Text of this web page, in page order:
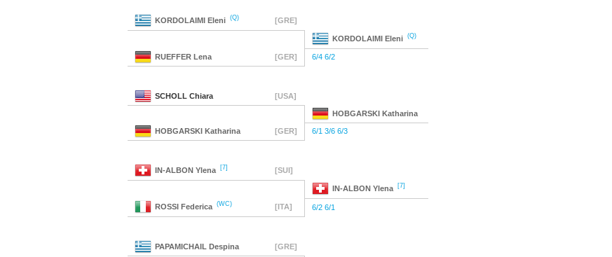
KORDOLAIMI Eleni (Q) [GRE]
KORDOLAIMI Eleni (Q)
RUEFFER Lena [GER] 6/4 6/2
SCHOLL Chiara [USA]
HOBGARSKI Katharina
HOBGARSKI Katharina [GER] 6/1 3/6 6/3
IN-ALBON Ylena [7] [SUI]
IN-ALBON Ylena [7]
ROSSI Federica (WC) [ITA] 6/2 6/1
PAPAMICHAIL Despina [GRE]